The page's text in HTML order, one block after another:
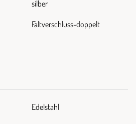
silber
Faltverschluss-doppelt
Edelstahl